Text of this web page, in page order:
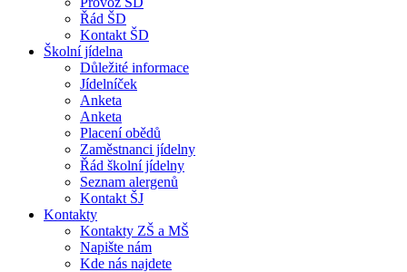
Řád ŠD
Kontakt ŠD
Školní jídelna
Důležité informace
Jídelníček
Anketa
Anketa
Placení obědů
Zaměstnanci jídelny
Řád školní jídelny
Seznam alergenů
Kontakt ŠJ
Kontakty
Kontakty ZŠ a MŠ
Napište nám
Kde nás najdete